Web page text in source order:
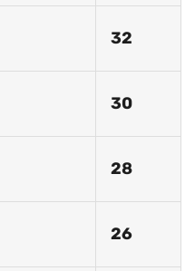
32
30
28
26